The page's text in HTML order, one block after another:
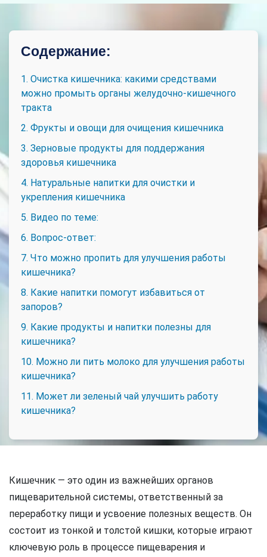
Содержание:
1. Очистка кишечника: какими средствами
можно промыть органы желудочно-кишечного
тракта
2. Фрукты и овощи для очищения кишечника
3. Зерновые продукты для поддержания
здоровья кишечника
4. Натуральные напитки для очистки и
укрепления кишечника
5. Видео по теме:
6. Вопрос-ответ:
7. Что можно пропить для улучшения работы
кишечника?
8. Какие напитки помогут избавиться от
запоров?
9. Какие продукты и напитки полезны для
кишечника?
10. Можно ли пить молоко для улучшения работы
кишечника?
11. Может ли зеленый чай улучшить работу
кишечника?
Кишечник — это один из важнейших органов
пищеварительной системы, ответственный за
переработку пищи и усвоение полезных веществ. Он
состоит из тонкой и толстой кишки, которые играют
ключевую роль в процессе пищеварения и